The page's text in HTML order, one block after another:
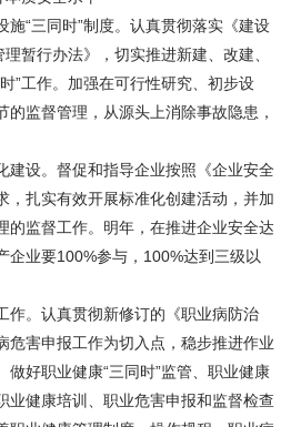
“三同时”制度。认真贯彻落实《建设
暂行办法》，切实推进新建、改建、
”工作。加强在可行性研究、初步设
监督管理，从源头上消除事故隐患，
设。督促和指导企业按照《企业安全
，扎实有效开展标准化创建活动，并加
的监督工作。明年，在推进企业安全达
企业要100%参与，100%达到三级以
。认真贯彻新修订的《职业病防治
危害申报工作为切入点，稳步推进作业
做好职业健康“三同时”监管、职业健康
业健康培训、职业危害申报和监督检查